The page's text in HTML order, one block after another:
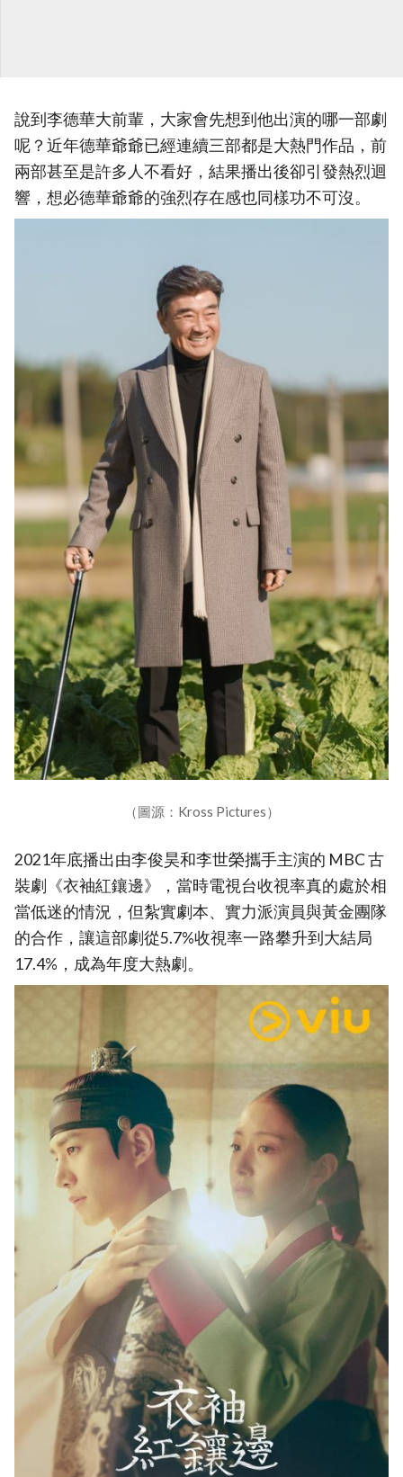
說到李德華大前輩，大家會先想到他出演的哪一部劇
呢？近年德華爺爺已經連續三部都是大熱門作品，前
兩部甚至是許多人不看好，結果播出後卻引發熱烈迴
響，想必德華爺爺的強烈存在感也同樣功不可沒。
（圖源：Kross Pictures）
2021年底播出由李俊昊和李世榮攜手主演的 MBC 古
裝劇《衣袖紅鑲邊》，當時電視台收視率真的處於相
當低迷的情況，但紮實劇本、實力派演員與黃金團隊
的合作，讓這部劇從5.7%收視率一路攀升到大結局
17.4%，成為年度大熱劇。